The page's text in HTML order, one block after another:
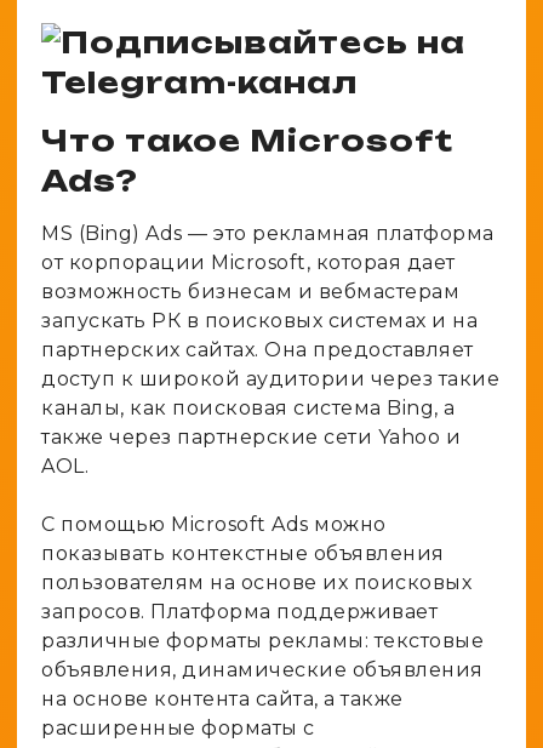
Что такое Microsoft
Ads?
MS (Bing) Ads — это рекламная платформа
от корпорации Microsoft, которая дает
возможность бизнесам и вебмастерам
запускать РК в поисковых системах и на
партнерских сайтах. Она предоставляет
доступ к широкой аудитории через такие
каналы, как поисковая система Bing, а
также через партнерские сети Yahoo и
AOL.
С помощью Microsoft Ads можно
показывать контекстные объявления
пользователям на основе их поисковых
запросов. Платформа поддерживает
различные форматы рекламы: текстовые
объявления, динамические объявления
на основе контента сайта, а также
расширенные форматы с